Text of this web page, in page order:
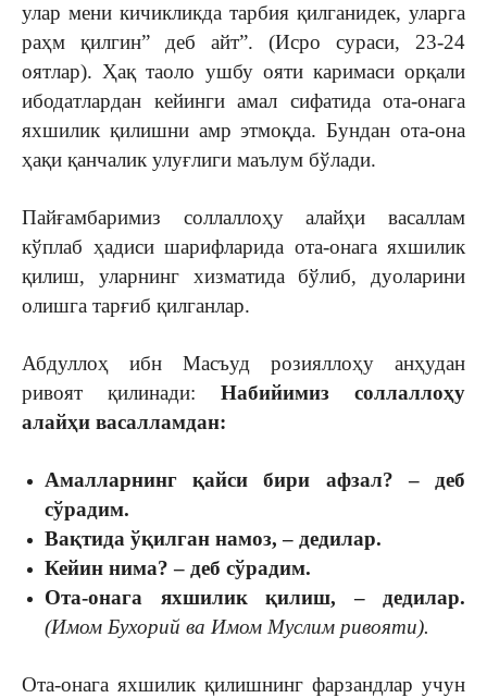
улар мени кичикликда тарбия қилганидек, уларга
раҳм қилгин” деб айт”. (Исро сураси, 23-24
оятлар). Ҳақ таоло ушбу ояти каримаси орқали
ибодатлардан кейинги амал сифатида ота-онага
яхшилик қилишни амр этмоқда. Бундан ота-она
ҳақи қанчалик улуғлиги маълум бўлади.
Пайғамбаримиз соллаллоҳу алайҳи васаллам
кўплаб ҳадиси шарифларида ота-онага яхшилик
қилиш, уларнинг хизматида бўлиб, дуоларини
олишга тарғиб қилганлар.
Абдуллоҳ ибн Масъуд розияллоҳу анҳудан
ривоят қилинади: Набийимиз соллаллоҳу
алайҳи васалламдан:
Амалларнинг қайси бири афзал? – деб
сўрадим.
Вақтида ўқилган намоз, – дедилар.
Кейин нима?– деб сўрадим.
Ота-онага яхшилик қилиш, – дедилар.
(Имом Бухорий ва Имом Муслим ривояти).
Ота-онага яхшилик қилишнинг фарзандлар учун